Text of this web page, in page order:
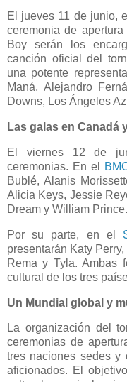
El jueves 11 de junio,
ceremonia de
Boy serán los
canción oficial del
una potente
Maná, Alejandro
Downs, Los Ángeles
Las galas en Canadá
El viernes 12 de
ceremonias. En el
Bublé, Alanis
Alicia Keys, Jessie
Dream y William Prince.
Por su parte, en el
presentarán Katy
Rema y Tyla. Ambas
cultural de los tres
Un Mundial global y
La organización del
ceremonias de
tres naciones sedes y
aficionados. El